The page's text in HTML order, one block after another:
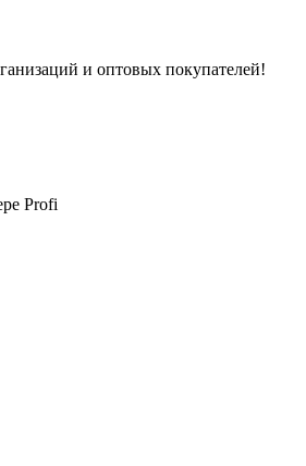
и оптовых покупателей!
Profi